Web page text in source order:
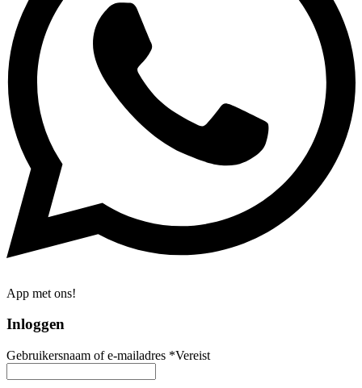
App met ons!
Inloggen
Gebruikersnaam of e-mailadres *Vereist